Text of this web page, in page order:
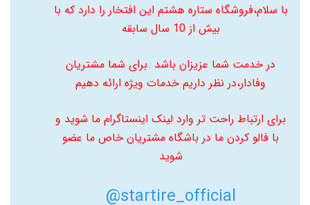
با سلام،فروشگاه ستاره هشتم این افتخار را دارد که با
بیش از 10 سال سابقه
در خدمت شما عزیزان باشد .برای شما مشتریان
وفادار،در نظر داریم خدمات ویژه ارائه دهیم
برای ارتباط راحت تر وارد لینک اینستاگرام ما شوید و
با فالو کردن ما در باشگاه مشتریان خاص ما عضو
شوید
startire_official@